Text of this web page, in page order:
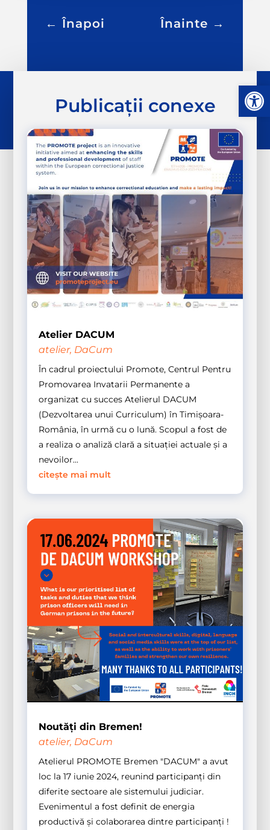
←Înapoi Înainte →
Publicații conexe
Atelier DACUM
atelier, DaCum
În cadrul proiectului Promote, Centrul Pentru
Promovarea Invatarii Permanente a
organizat cu succes Atelierul DACUM
(Dezvoltarea unui Curriculum) în Timișoara-
România, în urmă cu o lună. Scopul a fost de
a realiza o analiză clară a situației actuale și a
nevoilor...
citește mai mult
Noutăți din Bremen!
atelier, DaCum
Atelierul PROMOTE Bremen "DACUM" a avut
loc la 17 iunie 2024, reunind participanți din
diferite sectoare ale sistemului judiciar.
Evenimentul a fost definit de energia
productivă și colaborarea dintre participanți !